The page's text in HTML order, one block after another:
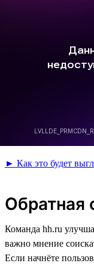
► Как это будет
Обратная
Команда hh.ru
важно мнение
Если начнёте